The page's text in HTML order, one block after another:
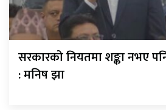
सरकारको नियतमा शङ्का नभए
: मनिष झा